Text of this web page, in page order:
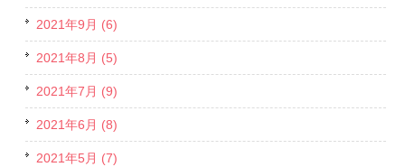
2021年9月 (6)
2021年8月 (5)
2021年7月 (9)
2021年6月 (8)
2021年5月 (7)